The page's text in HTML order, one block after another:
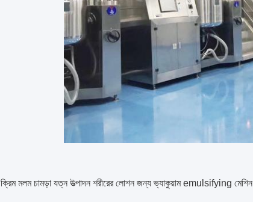
ক্রিম মলম চামড়া যত্ন উত্পাদন শরীরের লোশন জন্য ভ্যাকুয়াম emulsifying মেশিন